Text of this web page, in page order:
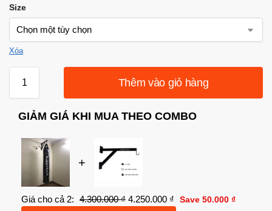
Size
Xóa
Thêm vào giỏ hàng
GIẢM GIÁ KHI MUA THEO COMBO
+
Giá cho cả 2: 4.300.000₫ 4.250.000 ₫ Save 50.000 ₫